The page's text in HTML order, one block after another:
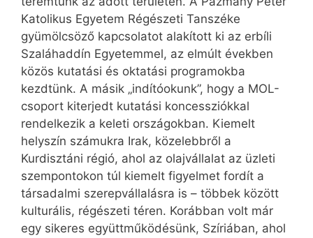
Katolikus Egyetem Régészeti Tanszéke
gyümölcsöző kapcsolatot alakított ki az erbíli
Szaláhaddín Egyetemmel, az elmúlt években
közös kutatási és oktatási programokba
kezdtünk. A másik „indítóokunk”, hogy a MOL-
csoport kiterjedt kutatási koncessziókkal
rendelkezik a keleti országokban. Kiemelt
helyszín számukra Irak, közelebbről a
Kurdisztáni régió, ahol az olajvállalat az üzleti
szempontokon túl kiemelt figyelmet fordít a
társadalmi szerepvállalásra is – többek között
kulturális, régészeti téren. Korábban volt már
egy sikeres együttműködésünk, Szíriában, ahol